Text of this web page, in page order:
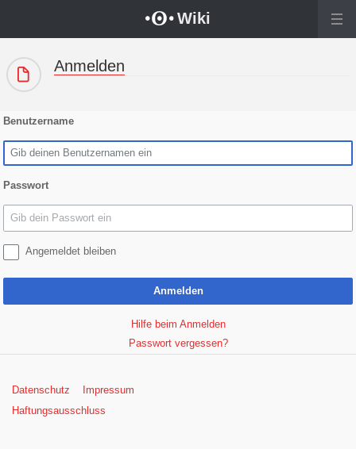
Wiki
Anmelden
Benutzername
Passwort
Angemeldet bleiben
Anmelden
Hilfe beim Anmelden
Passwort vergessen?
Datenschutz
Impressum
Haftungsausschluss